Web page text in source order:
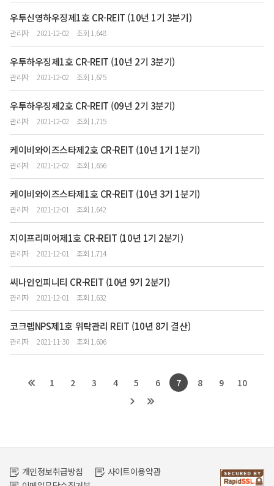
우투신영하우징제1호 CR-REIT (10년 1기 3분기)
관리자 2021-12-02 조회 1,648
우투하우징제1호 CR-REIT (10년 2기 3분기)
관리자 2021-12-02 조회 1,675
우투하우징제2호 CR-REIT (09년 2기 3분기)
관리자 2021-12-02 조회 1,715
케이비와이즈스타제2호 CR-REIT (10년 1기 1분기)
관리자 2021-12-02 조회 1,656
케이비와이즈스타제1호 CR-REIT (10년 3기 1분기)
관리자 2021-12-01 조회 1,642
지이프리미어제1호 CR-REIT (10년 1기 2분기)
관리자 2021-12-01 조회 1,714
씨나인인피니티 CR-REIT (10년 9기 2분기)
관리자 2021-12-01 조회 1,632
코크렙NPS제1호 위탁관리 REIT (10년 8기 결산)
관리자 2021-11-30 조회 1,606
1 2 3 4 5 6 7 8 9 10
개인정보취급방침
사이트이용약관